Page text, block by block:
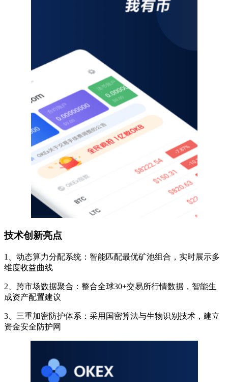
技术创新亮点
1、动态算力分配系统：智能匹配最优矿池组合，实时展示多
维度收益曲线
2、跨市场数据聚合：整合全球30+交易所行情数据，智能生
成资产配置建议
3、三重加密防护体系：采用国密算法与生物识别技术，建立
资金安全防护网